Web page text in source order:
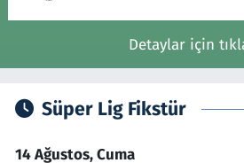
Detaylar için
Süper Lig Fikstür
14 Ağustos, Cuma